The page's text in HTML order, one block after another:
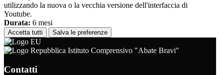
utilizzando la nuova o la vecchia versione dell'interfaccia di
Youtube.
Durata: 6 mesi
Accetta tutti Salva le preferenze
Istituto Comprensivo "Abate Bravi"
Contatti